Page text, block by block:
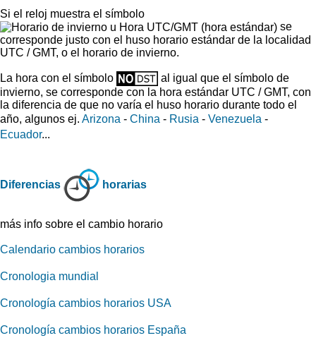
Si el reloj muestra el símbolo
se
corresponde justo con el huso horario estándar de la localidad
UTC / GMT, o el horario de invierno.
La hora con el símbolo
al igual que el símbolo de
invierno, se corresponde con la hora estándar UTC / GMT, con
la diferencia de que no varía el huso horario durante todo el
año, algunos ej. Arizona - China - Rusia - Venezuela -
Ecuador...
Diferencias horarias
más info sobre el cambio horario
Calendario cambios horarios
Cronologia mundial
Cronología cambios horarios USA
Cronología cambios horarios España